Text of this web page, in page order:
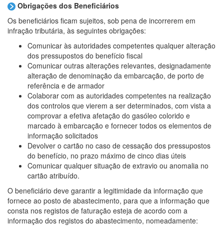
Obrigações dos Beneficiários
Os beneficiários ficam sujeitos, sob pena de incorrerem em
infração tributária, às seguintes obrigações:
Comunicar às autoridades competentes qualquer alteração
dos pressupostos do benefício fiscal
Comunicar outras alterações relevantes, designadamente
alteração de denominação da embarcação, de porto de
referência e de armador
Colaborar com as autoridades competentes na realização
dos controlos que vierem a ser determinados, com vista a
comprovar a efetiva afetação do gasóleo colorido e
marcado à embarcação e fornecer todos os elementos de
informação solicitados
Devolver o cartão no caso de cessação dos pressupostos
do benefício, no prazo máximo de cinco dias úteis
Comunicar qualquer situação de extravio ou anomalia no
cartão atribuído.
O beneficiário deve garantir a legitimidade da informação que
fornece ao posto de abastecimento, para que a informação que
consta nos registos de faturação esteja de acordo com a
informação dos registos do abastecimento, nomeadamente: